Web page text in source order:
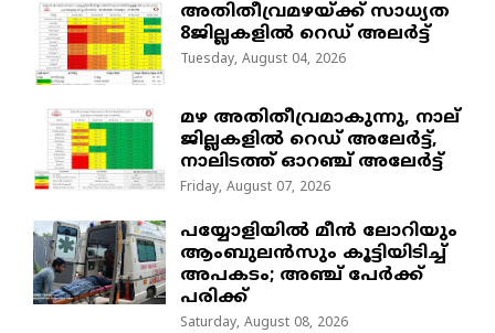
അതിതീവ്രമഴയ്ക്ക് സാധ്യത
8ജില്ലകളിൽ റെഡ് അലർട്ട്
Tuesday, August 04, 2026
മഴ അതിതീവ്രമാകുന്നു, നാല്
ജില്ലകളില്‍ റെഡ് അലേര്‍ട്ട്‌,
നാലിടത്ത് ഓറഞ്ച് അലേർട്ട്
Friday, August 07, 2026
പയ്യോളിയിൽ മീൻ ലോറിയും
ആംബുലൻസും കൂട്ടിയിടിച്ച്
അപകടം; അഞ്ച് പേർക്ക്
പരിക്ക്
Saturday, August 08, 2026